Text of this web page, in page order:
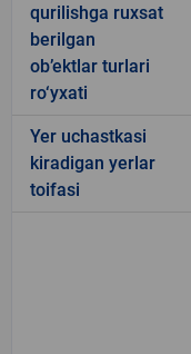
qurilishga ruxsat
berilgan
ob’ektlar turlari
ro‘yxati
Yer uchastkasi
kiradigan yerlar
toifasi